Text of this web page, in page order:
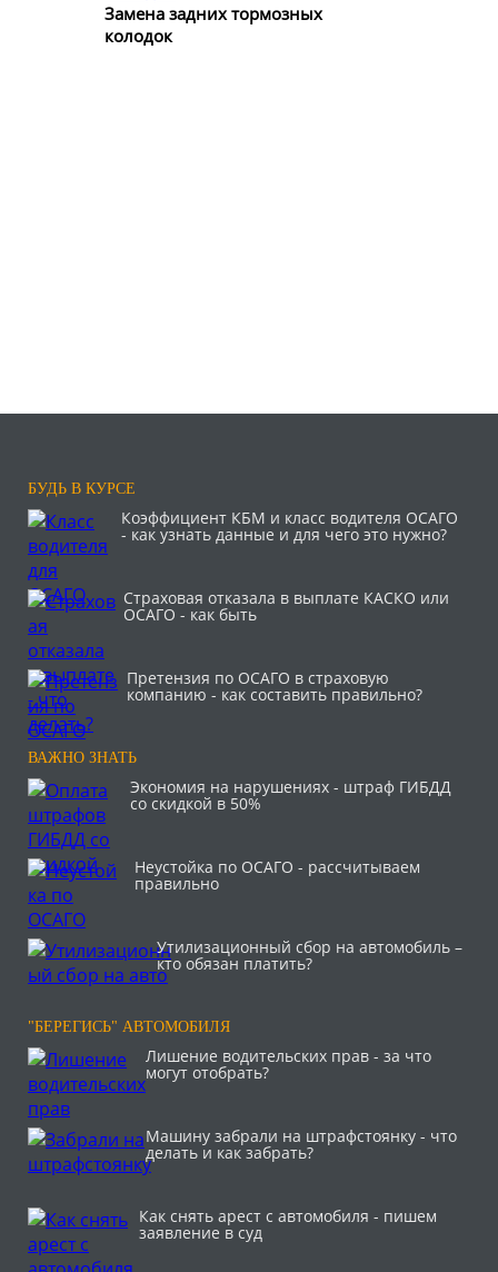
Замена задних тормозных
колодок
БУДЬ В КУРСЕ
Коэффициент КБМ и класс водителя ОСАГО
- как узнать данные и для чего это нужно?
Страховая отказала в выплате КАСКО или
ОСАГО - как быть
Претензия по ОСАГО в страховую
компанию - как составить правильно?
ВАЖНО ЗНАТЬ
Экономия на нарушениях - штраф ГИБДД
со скидкой в 50%
Неустойка по ОСАГО - рассчитываем
правильно
Утилизационный сбор на автомобиль –
кто обязан платить?
"БЕРЕГИСЬ" АВТОМОБИЛЯ
Лишение водительских прав - за что
могут отобрать?
Машину забрали на штрафстоянку - что
делать и как забрать?
Как снять арест с автомобиля - пишем
заявление в суд